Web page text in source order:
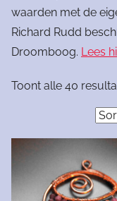
waarden met de
Richard Rudd
Droomboog. Lees
Toont alle 40